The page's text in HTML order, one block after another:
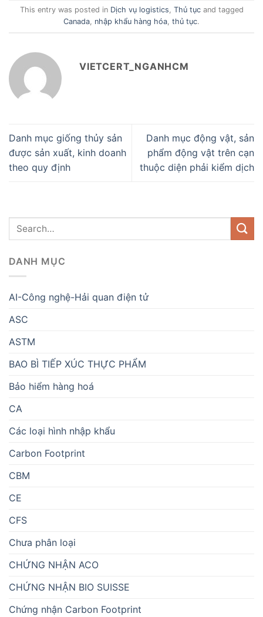
This entry was posted in Dịch vụ logistics Thủ tụcand tagged
Canada nhập khẩu hàng hóa thủ tục.
VIETCERT_NGANHCM
Danh mục giống thủy sản
được sản xuất, kinh doanh
theo quy định
Danh mục động vật, sản
phẩm động vật trên cạn
thuộc diện phải kiểm dịch
DANH MỤC
AI-Công nghệ-Hải quan điện tử
ASC
ASTM
BAO BÌ TIẾP XÚC THỰC PHẨM
Bảo hiểm hàng hoá
CA
Các loại hình nhập khẩu
Carbon Footprint
CBM
CE
CFS
Chưa phân loại
CHỨNG NHẬN ACO
CHỨNG NHẬN BIO SUISSE
Chứng nhận Carbon Footprint